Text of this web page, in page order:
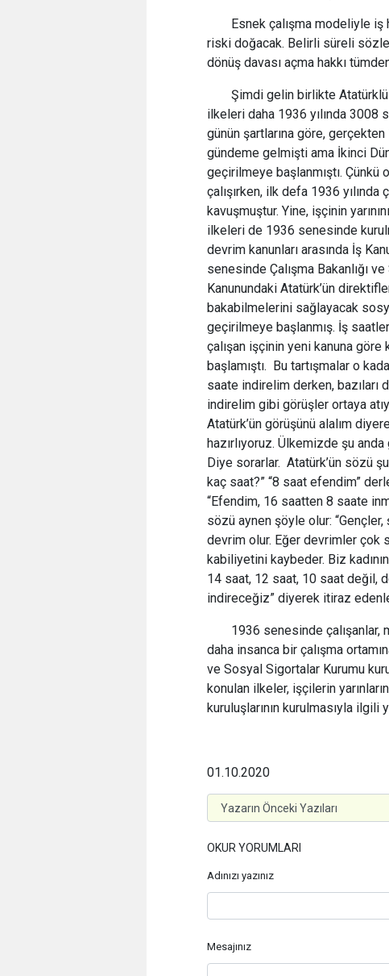
Esnek çalışma modeliyle
riski doğacak. Belirli süreli
dönüş davası açma hakkı
Şimdi gelin birlikte
ilkeleri daha 1936 yılında 3008
günün şartlarına göre, gerçekten
gündeme gelmişti ama İkinci
geçirilmeye başlanmıştı.
çalışırken, ilk defa 1936
kavuşmuştur. Yine, işçinin
ilkeleri de 1936 senesinde
devrim kanunları arasında İş
senesinde Çalışma Bakanlığı
Kanunundaki Atatürk’ün
bakabilmelerini sağlayacak
geçirilmeye başlanmış. İş
çalışan işçinin yeni kanuna göre
başlamıştı. Bu tartışmalar o
saate indirelim derken, bazıları
indirelim gibi görüşler ortaya
Atatürk’ün görüşünü alalım
hazırlıyoruz. Ülkemizde şu
Diye sorarlar. Atatürk’ün sözü
kaç saat?” “8 saat efendim”
“Efendim, 16 saatten 8 saate
sözü aynen şöyle olur:
devrim olur. Eğer devrimler çok
kabiliyetini kaybeder. Biz
14 saat, 12 saat, 10 saat değil,
indireceğiz” diyerek itiraz
1936 senesinde
daha insanca bir çalışma
ve Sosyal Sigortalar Kurumu
konulan ilkeler, işçilerin
kuruluşlarının kurulmasıyla
01.10.2020
OKUR YORUMLARI
Adınızı yazınız
Mesajınız